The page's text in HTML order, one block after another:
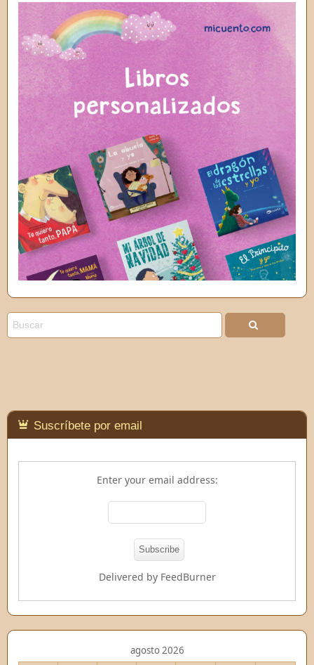
Suscríbete por email
Enter your email address:
Delivered by FeedBurner
agosto 2026